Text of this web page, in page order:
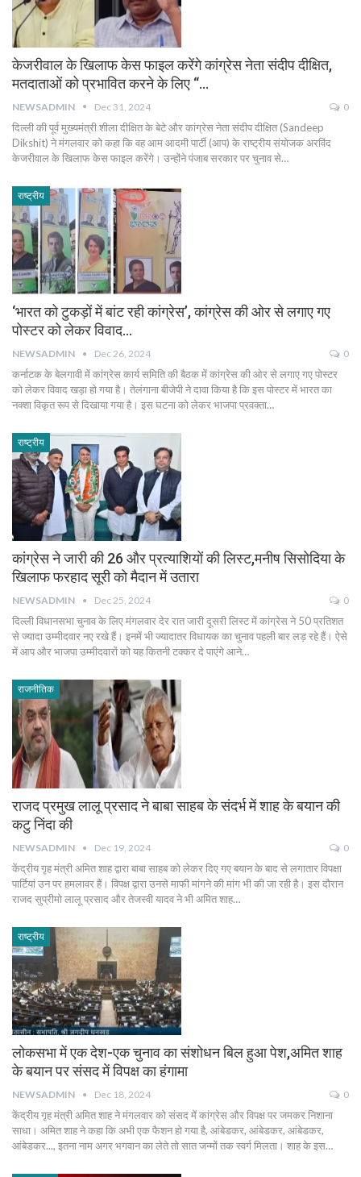
केजरीवाल के खिलाफ केस फाइल करेंगे कांग्रेस नेता संदीप दीक्षित,
मतदाताओं को प्रभावित करने के लिए ‘‘…
NEWSADMIN Dec 31, 2024 0
दिल्ली की पूर्व मुख्यमंत्री शीला दीक्षित के बेटे और कांग्रेस नेता संदीप दीक्षित (Sandeep
Dikshit) ने मंगलवार को कहा कि वह आम आदमी पार्टी (आप) के राष्ट्रीय संयोजक अरविंद
केजरीवाल के खिलाफ केस फाइल करेंगे। उन्होंने पंजाब सरकार पर चुनाव से…
राष्ट्रीय
‘भारत को टुकड़ों में बांट रही कांग्रेस’, कांग्रेस की ओर से लगाए गए
पोस्टर को लेकर विवाद…
NEWSADMIN Dec 26, 2024 0
कर्नाटक के बेलगावी में कांग्रेस कार्य समिति की बैठक में कांग्रेस की ओर से लगाए गए पोस्टर
को लेकर विवाद खड़ा हो गया है। तेलंगाना बीजेपी ने दावा किया है कि इस पोस्टर में भारत का
नक्शा विकृत रूप से दिखाया गया है। इस घटना को लेकर भाजपा प्रवक्ता…
राष्ट्रीय
कांग्रेस ने जारी की 26 और प्रत्याशियों की लिस्ट,मनीष सिसोदिया के
खिलाफ फरहाद सूरी को मैदान में उतारा
NEWSADMIN Dec 25, 2024 0
दिल्ली विधानसभा चुनाव के लिए मंगलवार देर रात जारी दूसरी लिस्ट में कांग्रेस ने 50 प्रतिशत
से ज्यादा उम्मीदवार नए रखे हैं। इनमें भी ज्यादातर विधायक का चुनाव पहली बार लड़ रहे हैं। ऐसे
में आप और भाजपा उम्मीदवारों को यह कितनी टक्कर दे पाएंगे आने…
राजनीतिक
राजद प्रमुख लालू प्रसाद ने बाबा साहब के संदर्भ में शाह के बयान की
कटु निंदा की
NEWSADMIN Dec 19, 2024 0
केंद्रीय गृह मंत्री अमित शाह द्वारा बाबा साहब को लेकर दिए गए बयान के बाद से लगातार विपक्षा
पार्टियां उन पर हमलावर हैं। विपक्ष द्वारा उनसे माफी मांगने की मांग भी की जा रही है। इस दौरान
राजद सुप्रीमो लालू प्रसाद और तेजस्वी यादव ने भी अमित शाह…
राष्ट्रीय
लोकसभा में एक देश-एक चुनाव का संशोधन बिल हुआ पेश,अमित शाह
के बयान पर संसद में विपक्ष का हंगामा
NEWSADMIN Dec 18, 2024 0
केंद्रीय गृह मंत्री अमित शाह ने मंगलवार को संसद में कांग्रेस और विपक्ष पर जमकर निशाना
साधा। अमित शाह ने कहा कि अभी एक फैशन हो गया है, आंबेडकर, आंबेडकर, आंबेडकर,
आंबेडकर..., इतना नाम अगर भगवान का लेते तो सात जन्मों तक स्वर्ग मिलता। शाह के इस…